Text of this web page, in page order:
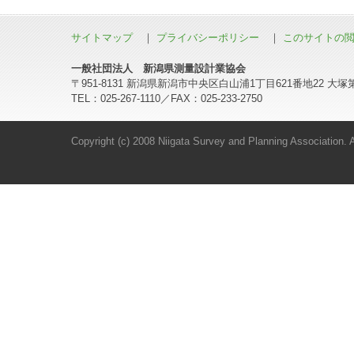
サイトマップ｜ プライバシーポリシー ｜ このサイトの
一般社団法人 新潟県測量設計業協会
〒951-8131 新潟県新潟市中央区白山浦1丁目621番地22 大塚
TEL：025-267-1110／FAX：025-233-2750
Copyright (c) 2008 Niigata Survey and Planning Association.